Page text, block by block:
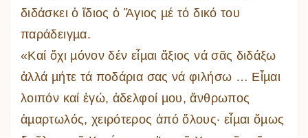
διδάσκει ὁ ἴδιος ὁ Ἅγιος µέ τό δικό του
παράδειγµα.
«Καί ὄχι µόνον δέν εἶµαι ἄξιος νά σᾶς διδάξω
ἀλλά µήτε τά ποδάρια σας νά φιλήσω … Εἶµαι
λοιπόν καί ἐγώ, ἀδελφοί µου, ἄνθρωπος
ἁµαρτωλός, χειρότερος ἀπό ὅλους· εἶµαι ὅµως